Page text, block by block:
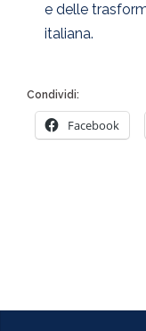
e delle
italiana.
Condividi:
Facebook